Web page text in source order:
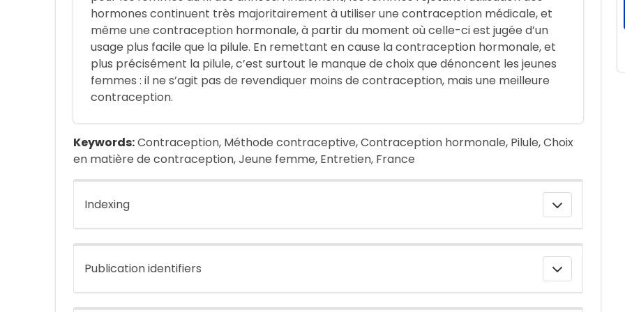
hormones continuent très majoritairement à utiliser une contraception médicale, et
même une contraception hormonale, à partir du moment où celle-ci est jugée d’un
usage plus facile que la pilule. En remettant en cause la contraception hormonale, et
plus précisément la pilule, c’est surtout le manque de choix que dénoncent les jeunes
femmes : il ne s’agit pas de revendiquer moins de contraception, mais une meilleure
contraception.
Keywords:Contraception, Méthode contraceptive, Contraception hormonale, Pilule, Choix
en matière de contraception, Jeune femme, Entretien, France
Indexing
Publication identifiers